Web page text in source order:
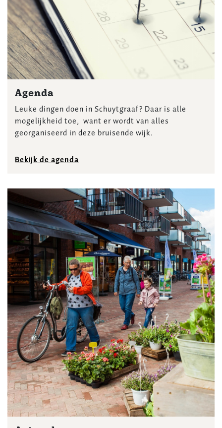
Agenda
Leuke dingen doen in Schuytgraaf? Daar is alle
mogelijkheid toe, want er wordt van alles
georganiseerd in deze bruisende wijk.
Bekijk de agenda